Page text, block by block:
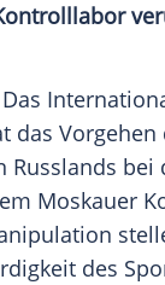
das Vorgehen
Russlands bei
Moskauer
des